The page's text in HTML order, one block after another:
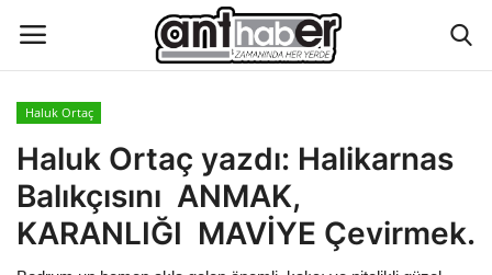
Künye
Eğitim
Haluk Ortaç
Haluk Ortaç yazdı: Halikarnas
Balıkçısını ANMAK,
KARANLIĞI MAVİYE Çevirmek.